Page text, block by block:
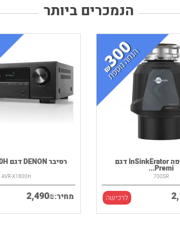
הנמכרים ביותר
רסיבר DENON דגם AVR-X1800H
AVR-X1800H
מחיר: 2,490₪
טוחן אשפה InSinkErator דגם
Premi...
700SR
לרכישה